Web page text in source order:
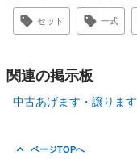
セット 一式
関連の掲示板
中古あげます・譲ります
ページTOPへ